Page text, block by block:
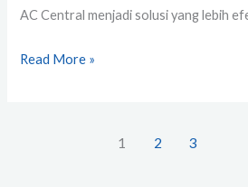
AC Central menjadi solusi yang lebih
Read More »
1 2 3